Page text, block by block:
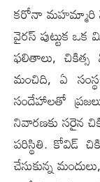
కరోనా మహమ్మారి
వైరస్ పుట్టుక
ఫలితాలు, చికిత్స
మంచిది, ఏ
సందేహాలతో
నివారణకు సరైన
పరిస్థితి. కోవిడ్
చేసుకున్న